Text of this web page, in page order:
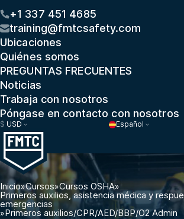
+1 337 451 4685
training@fmtcsafety.com
Ubicaciones
Quiénes somos
PREGUNTAS FRECUENTES
Noticias
Trabaja con nosotros
Póngase en contacto con nosotros
$ USD Español
Inicio»Cursos»Cursos OSHA»
Primeros auxilios, asistencia médica y
emergencias
»Primeros auxilios/CPR/AED/BBP/O2 Admin